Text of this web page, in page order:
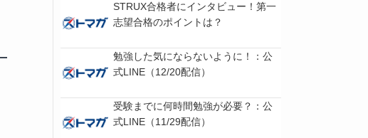
STRUX合格者にインタビュー！第一
志望合格のポイントは？
勉強した気にならないように！：公
式LINE（12/20配信）
受験までに何時間勉強が必要？：公
式LINE（11/29配信）